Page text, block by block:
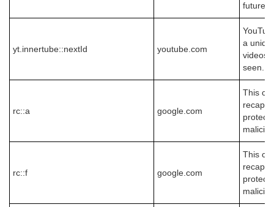
future.
yt.innertube::nextId youtube.com
a
videos
seen.
rc::a google.com
This
protect
rc::f google.com
This
protect